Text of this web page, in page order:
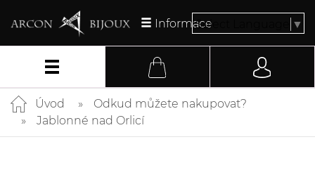
InformaceSelect Language ▼
Úvod
Odkud můžete nakupovat?
Jablonné nad Orlicí